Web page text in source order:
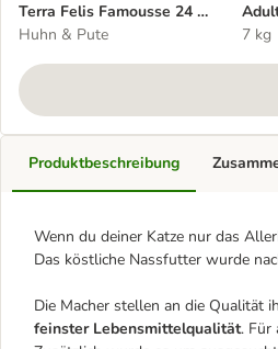
Terra Felis Famousse 24 x
200 g
Huhn & Pute 7 kg
Produktbeschreibung
Wenn du deiner Katze nur das
Das köstliche Nassfutter wurde
Die Macher stellen an die Qualität
feinster Lebensmittelqualität. Für